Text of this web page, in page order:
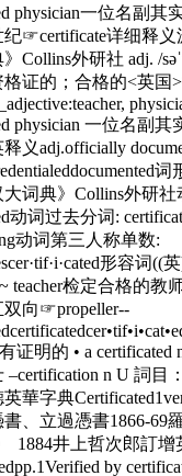
physician一位名副其
纪☞certificate详细释
Collins外研社 adj. /
证的；合格的<英国>
physician 一位名副
义adj.officially
词典》Collins外研社
动词过去分词:
动词第三人称单数:
形容词((
teacher检定合格的教
双向☞propeller--
证明的 • a certificated
–certification n U 詞目
華字典
書、立過憑書1866-69
1884井上哲次郎訂增
by